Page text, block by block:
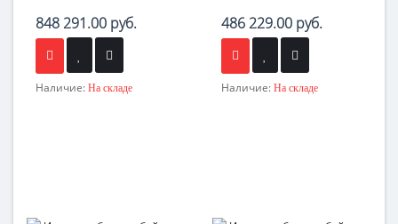
848 291.00 руб.
Наличие: На складе
486 229.00 руб.
Наличие: На складе